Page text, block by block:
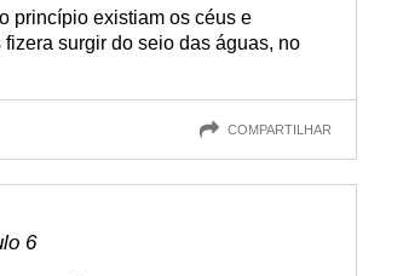
princípio existiam os céus e
surgir do seio das águas, no
COMPARTILHAR
6